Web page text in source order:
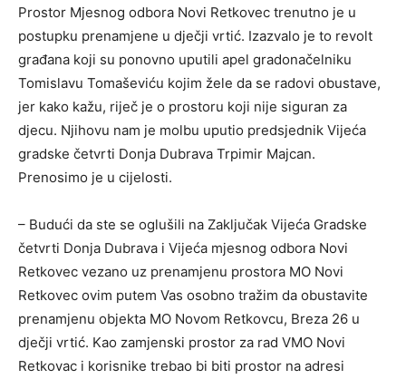
Prostor Mjesnog odbora Novi Retkovec trenutno je u
postupku prenamjene u dječji vrtić. Izazvalo je to revolt
građana koji su ponovno uputili apel gradonačelniku
Tomislavu Tomaševiću kojim žele da se radovi obustave,
jer kako kažu, riječ je o prostoru koji nije siguran za
djecu. Njihovu nam je molbu uputio predsjednik Vijeća
gradske četvrti Donja Dubrava Trpimir Majcan.
Prenosimo je u cijelosti.
– Budući da ste se oglušili na Zaključak Vijeća Gradske
četvrti Donja Dubrava i Vijeća mjesnog odbora Novi
Retkovec vezano uz prenamjenu prostora MO Novi
Retkovec ovim putem Vas osobno tražim da obustavite
prenamjenu objekta MO Novom Retkovcu, Breza 26 u
dječji vrtić. Kao zamjenski prostor za rad VMO Novi
Retkovac i korisnike trebao bi biti prostor na adresi